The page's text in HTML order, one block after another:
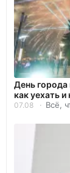
День города
как уехать
07.08 Всё,